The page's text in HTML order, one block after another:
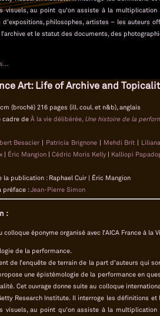
visuels, au point qu’on assiste à la
philosophes, artistes – les auteurs
et le statut des documents, des
Art: Life of Archive and
(broché) 216 pages (ill. coul. et n&b), anglais
cadre de À la vie délibérée, Une histoire de la
Besacier | Patricia Brignone| Mehdi Brit |
| Éric Mangion | Cédric Moris Kelly | Kalliopi
la publication : Raphael Cuir | Éric Mangion
préface :Jean-Pierre Simon
:
colloque éponyme organisé avec l’AICA France à la
de la performance.
de l’enquête de terrain de la part d’auteurs qui
une épistémologie de la performance en
Cet ouvrage donne suite au colloque
Research Institute. Il interroge les définitions
visuels, au point qu’on assiste à la